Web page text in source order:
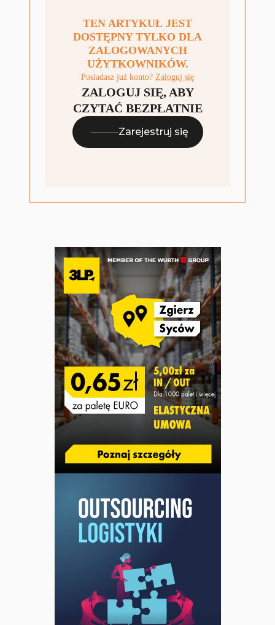
TEN ARTYKUŁ JEST
DOSTĘPNY TYLKO DLA
ZALOGOWANYCH
UŻYTKOWNIKÓW.
Posiadasz już konto? Zaloguj się
ZALOGUJ SIĘ, ABY
CZYTAĆ BEZPŁATNIE
Zarejestruj się